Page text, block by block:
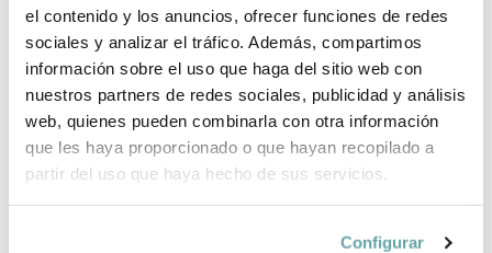
el contenido y los anuncios, ofrecer funciones de redes
sociales y analizar el tráfico. Además, compartimos
información sobre el uso que haga del sitio web con
nuestros partners de redes sociales, publicidad y análisis
web, quienes pueden combinarla con otra información
que les haya proporcionado o que hayan recopilado a
partir del uso que haya hecho de sus servicios.
Configurar
SHARE